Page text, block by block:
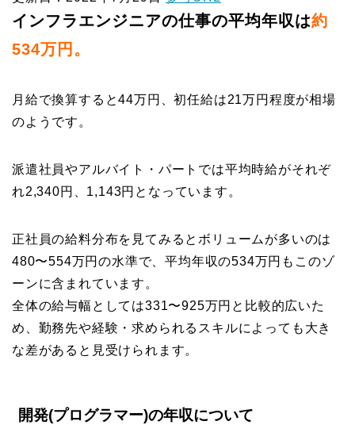
インフラエンジニアの仕事の平均年収は約
534万円。
月給で換算すると44万円、初任給は21万円程度が相場
のようです。
派遣社員やアルバイト・パートでは平均時給がそれぞ
れ2,340円、1,143円となっています。
正社員の給料分布を見てみるとボリュームが多いのは
480〜554万円の水準で、平均年収の534万円もこのゾ
ーンに含まれています。
全体の給与幅としては331〜925万円と比較的広いた
め、勤務先や経験・求められるスキルによっても大き
な差があると見受けられます。
開発(プログラマー)の年収について